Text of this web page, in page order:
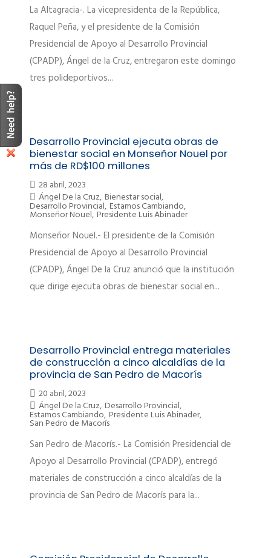
La Altagracia-. La vicepresidenta de la República,
Raquel Peña, y el presidente de la Comisión
Presidencial de Apoyo al Desarrollo Provincial
(CPADP), Ángel de la Cruz, entregaron este domingo
tres polideportivos...
Desarrollo Provincial ejecuta obras de
bienestar social en Monseñor Nouel por
más de RD$100 millones
28 abril, 2023
Ángel De la Cruz, Bienestar social,
Desarrollo Provincial, Estamos Cambiando,
Monseñor Nouel, Presidente Luis Abinader
Monseñor Nouel.- El presidente de la Comisión
Presidencial de Apoyo al Desarrollo Provincial
(CPADP), Ángel De la Cruz anunció que la institución
que dirige ejecuta obras de bienestar social en...
Desarrollo Provincial entrega materiales
de construcción a cinco alcaldías de la
provincia de San Pedro de Macorís
20 abril, 2023
Ángel De la Cruz, Desarrollo Provincial,
Estamos Cambiando, Presidente Luis Abinader,
San Pedro de Macorís
San Pedro de Macorís.- La Comisión Presidencial de
Apoyo al Desarrollo Provincial (CPADP), entregó
materiales de construcción a cinco alcaldías de la
provincia de San Pedro de Macorís para la...